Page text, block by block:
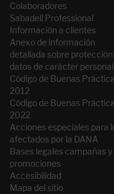
Colaboradores
Sabadell Professional
Información a clientes
Anexo de información
detallada sobre protección
datos de carácter personal
Código de Buenas
2012
Código de Buenas
2022
Acciones especiales para
afectados por la DANA
Bases legales campañas y
promociones
Accesibilidad
Mapa del sitio